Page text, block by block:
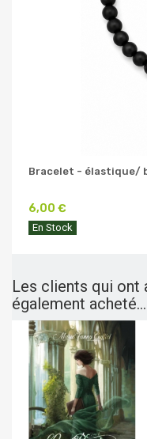
Bracelet - élastique/
6,00 €
En Stock
Les clients qui ont
également acheté...